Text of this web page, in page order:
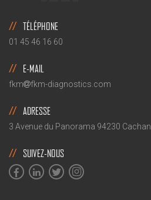
TÉLÉPHONE
01 45 46 16 60
E-MAIL
fkm fkm-diagnostics.com
ADRESSE
3 Avenue du Panorama 94230 Cachan
SUIVEZ-NOUS